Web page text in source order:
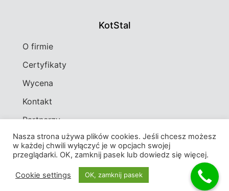
KotStal
O firmie
Certyfikaty
Wycena
Kontakt
Partnerzy
© All rights reserved
Powered by Alpha Ad Solutions
Nasza strona używa plików cookies. Jeśli chcesz możesz
w każdej chwili wyłączyć je w opcjach swojej
przeglądarki. OK, zamknij pasek lub dowiedz się więcej.
Cookie settings OK, zamknij pasek